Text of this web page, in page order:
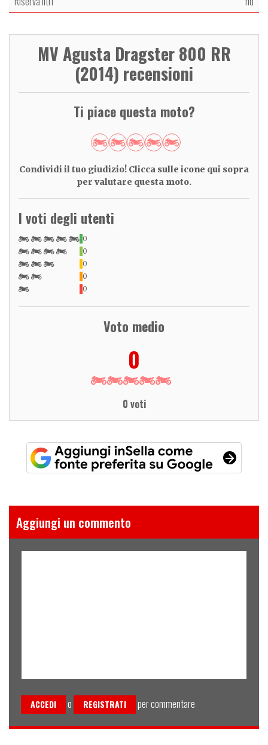
MV Agusta Dragster 800 RR
(2014) recensioni
Ti piace questa moto?
Condividi il tuo giudizio! Clicca sulle icone qui sopra
per valutare questa moto.
I voti degli utenti
0
0
0
0
0
Voto medio
0
0 voti
Aggiungi un commento
ACCEDI o REGISTRATI per commentare